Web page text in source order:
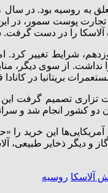
آلاسکا را در دست
نداشت. از سوی دیگر،
بریتانیا در
تصمیم گرفت این
۱۸۶۷، روسیه آلاسکا را به قیمت ۷٫۲ میلیون دلار (حدود ۲ سنت
و دیگر ذخایر طبیعی،
آلاسکا روسیه